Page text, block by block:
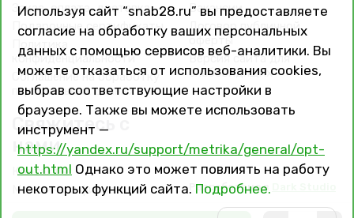
Заказ, оплата, доставка
Подарочные сертификаты
конфиденциальности
Соглашение на обработку
персональных данных
Вакансии
Договор публичной
оферты
Версия сайта для
слабовидящих
Свяжитесь с
нами
Контакты
Магазины и филиалы
Разработано в
Используя сайт “snab28.ru” вы предоставляете
согласие на обработку ваших персональных
данных с помощью сервисов веб-аналитики. Вы
можете отказаться от использования cookies,
выбрав соответствующие настройки в
браузере. Также вы можете использовать
инструмент —
https://yandex.ru/support/metrika/general/opt-
out.html Однако это может повлиять на работу
некоторых функций сайта. Подробнее.